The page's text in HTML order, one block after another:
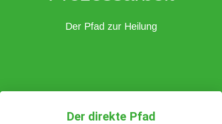
Der Pfad zur Heilung
Der direkte Pfad